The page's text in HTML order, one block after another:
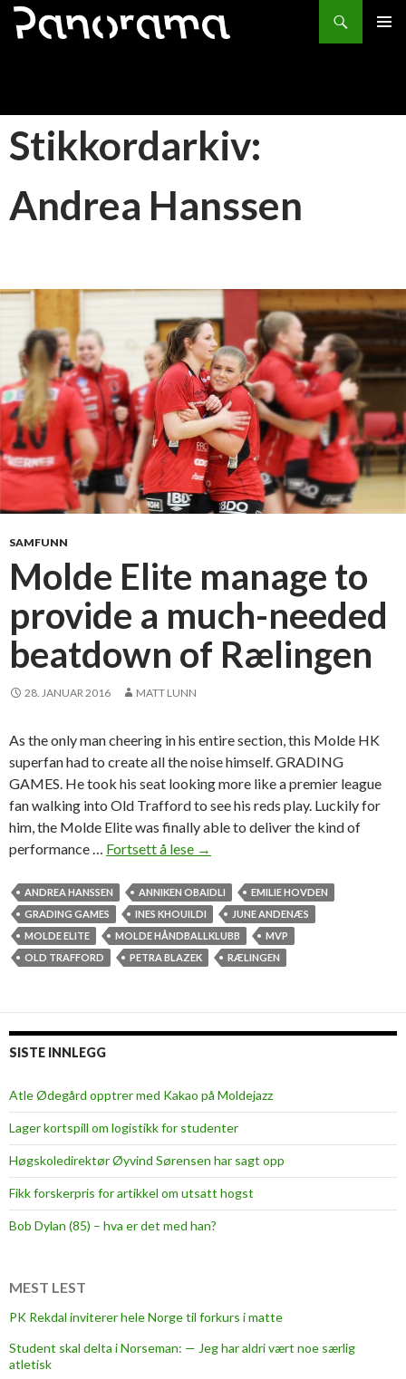
Søk
HOPP
Stikkordarkiv:
Andrea Hanssen
SAMFUNN
Molde Elite manage to
provide a much-needed
beatdown of Rælingen
28. JANUAR 2016 MATT LUNN
As the only man cheering in his entire section, this Molde HK
superfan had to create all the noise himself. GRADING
GAMES. He took his seat looking more like a premier league
fan walking into Old Trafford to see his reds play. Luckily for
him, the Molde Elite was finally able to deliver the kind of
performance … Fortsett å lese M
l
d
e
E
n
a
e
t
d
→
ANDREA HANSSEN ANNIKEN OBAIDLI
EMILIE HOVDEN
GRADING GAMES
INES KHOUILDI
JUNE ANDENÆS
MOLDE ELITE
MOLDE HÅNDBALLKLUBB
MVP
OLD TRAFFORD
PETRA BLAZEK RÆLINGEN
SISTE INNLEGG
Atle Ødegård opptrer med Kakao på Moldejazz
Lager kortspill om logistikk for studenter
Høgskoledirektør Øyvind Sørensen har sagt opp
Fikk forskerpris for artikkel om utsatt hogst
Bob Dylan (85) – hva er det med han?
MEST LEST
PK Rekdal inviterer hele Norge til forkurs i matte
Student skal delta i Norseman: — Jeg har aldri vært noe særlig
atletisk